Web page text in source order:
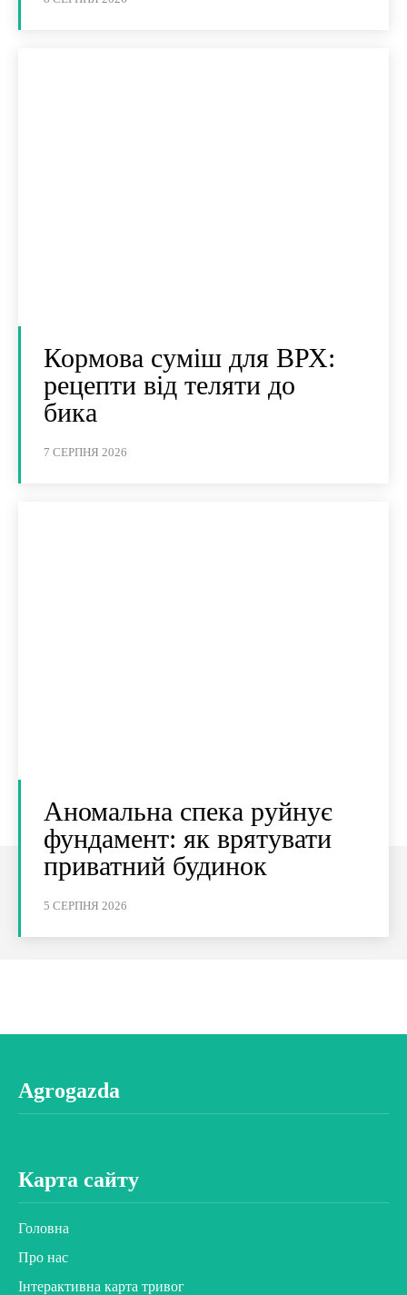
Кормова суміш для ВРХ:
рецепти від теляти до
бика
7 СЕРПНЯ 2026
Аномальна спека руйнує
фундамент: як врятувати
приватний будинок
5 СЕРПНЯ 2026
Agrogazda
Карта сайту
Головна
Про нас
Інтерактивна карта тривог